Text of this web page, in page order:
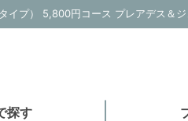
探す